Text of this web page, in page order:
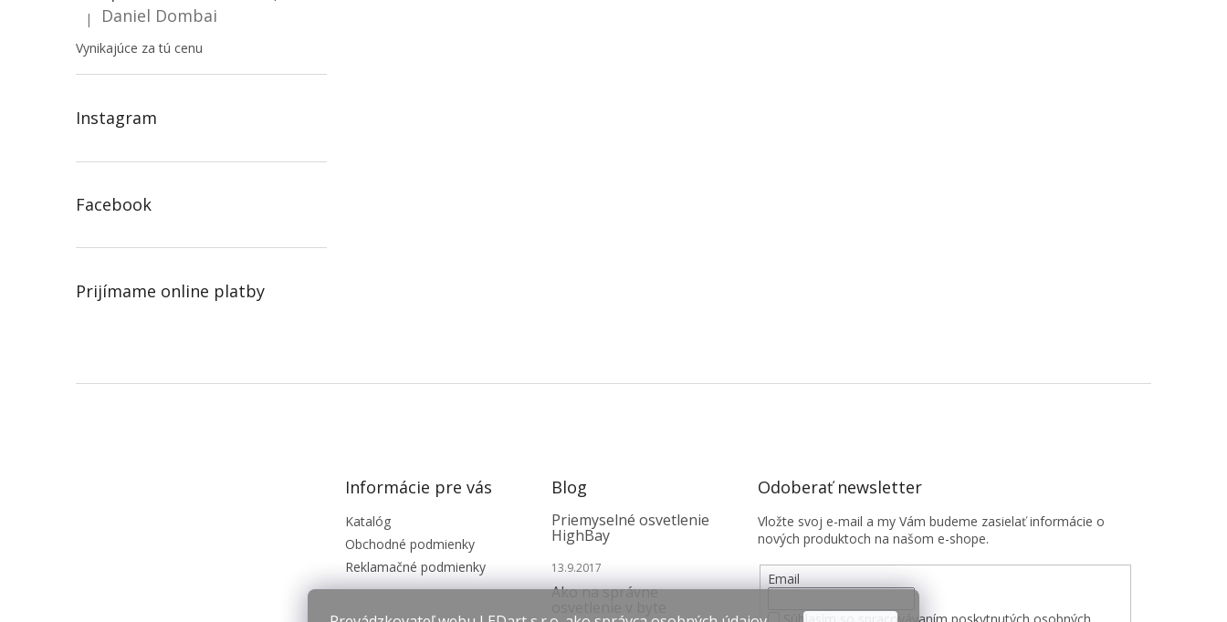
Hodnotenie produktu je 5 z 5 hviezdičiek.
| Daniel Dombai
Vynikajúce za tú cenu
Instagram
Facebook
Prijímame online platby
Informácie pre vás
Katalóg
Obchodné podmienky
Reklamačné podmienky
Blog
Priemyselné osvetlenie
HighBay
13.9.2017
Ako na správne
Odoberať newsletter
Vložte svoj e-mail a my Vám budeme zasielať informácie o
nových produktoch na našom e-shope.
Email